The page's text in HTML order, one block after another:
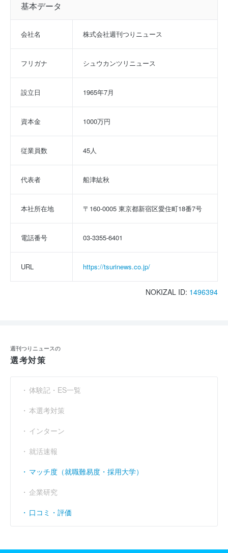
基本データ
会社名 株式会社週刊つりニュース
フリガナ シュウカンツリニュース
設立日 1965年7月
資本金 1000万円
従業員数 45人
代表者 船津紘秋
本社所在地 〒160-0005 東京都新宿区愛住町18番7号
電話番号 03-3355-6401
URL https://tsurinews.co.jp/
NOKIZAL ID: 1496394
週刊つりニュースの
選考対策
体験記・ES一覧
本選考対策
インターン
就活速報
マッチ度（就職難易度・採用大学）
企業研究
口コミ・評価